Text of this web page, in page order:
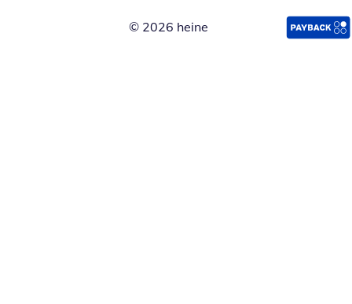
© 2026 heine